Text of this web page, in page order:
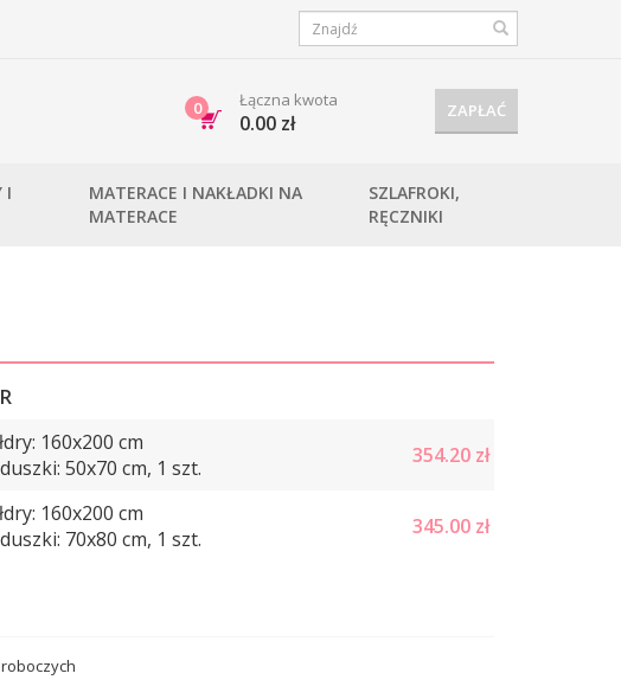
0 Łączna kwota
0.00 zł ZAPŁAĆ
I
MATERACE I NAKŁADKI NA
MATERACE
SZLAFROKI,
RĘCZNIKI
160х200 cm
50x70 cm, 1 szt.
354.20 zł
160х200 cm
70x80 cm, 1 szt.
345.00 zł